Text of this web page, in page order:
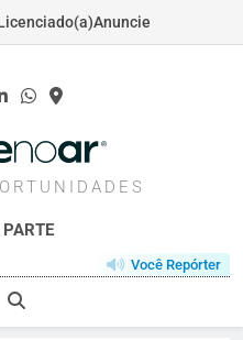
Anuncie
Você Repórter